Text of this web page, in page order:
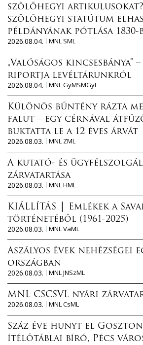
szőlőhegyi
szőlőhegyi statútum
példányának pótlása
2026.08.04.
MNL SML
„Valóságos kincsesbánya” –
riportja levéltárunkról
2026.08.04.
MNL GyMSMGyL
Különös bűntény rázta
falut – egy cérnával
buktatta le a 12 éves árvát
2026.08.03.
MNL ZML
A kutató- és
zárvatartása
2026.08.03.
MNL HML
KIÁLLÍTÁS │ Emlékek a
történetéből (1961-2025)
2026.08.03.
MNL VaML
Aszályos évek nehézségei
országban
2026.08.03.
MNL JNSzML
MNL CSCSVL nyári
2026.08.03.
MNL CsML
Száz éve hunyt el
ítélőtáblai bíró, Pécs